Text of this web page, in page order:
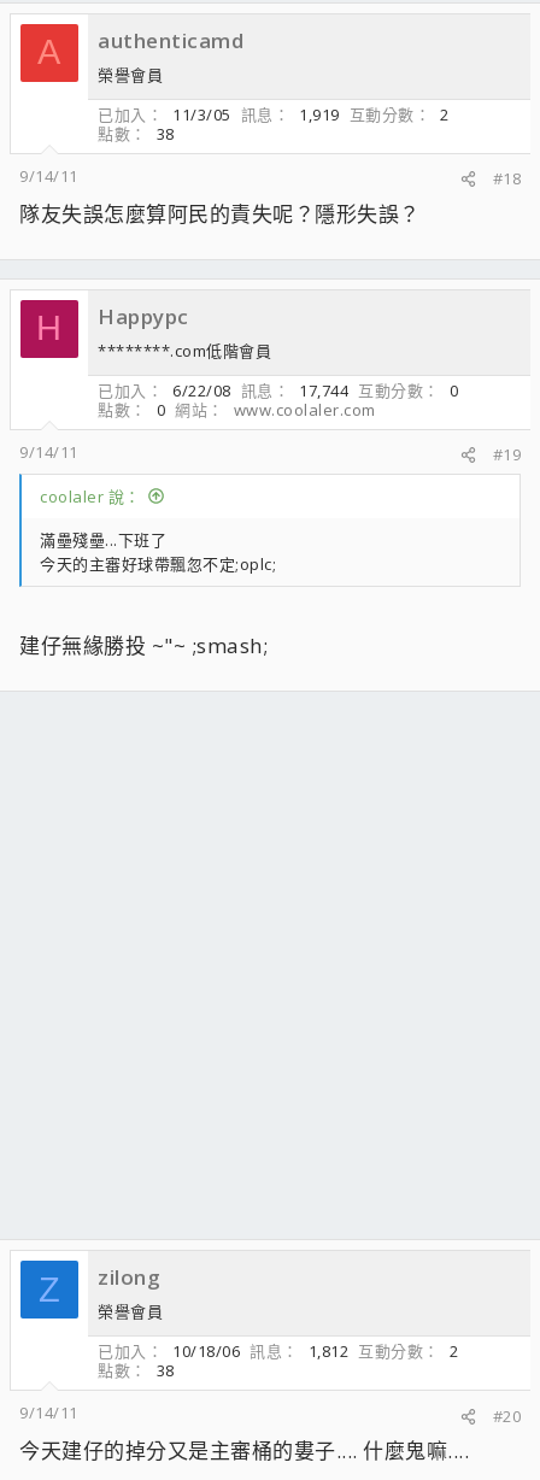
A authenticamd
榮譽會員
已加入
11/3/05 訊息 1,919 互動分數
2
點數
38
9/14/11
#18
隊友失誤怎麼算阿民的責失呢？隱形失誤？
H Happypc
********.com低階會員
已加入
6/22/08 訊息 17,744 互動分數
0
點數
0 網站
www.coolaler.com
9/14/11
#19
coolaler 說：
滿壘殘壘...下班了
今天的主審好球帶飄忽不定;oplc;
建仔無緣勝投 ~"~ ;smash;
Z zilong
榮譽會員
已加入
10/18/06 訊息 1,812 互動分數
2
點數
38
9/14/11
#20
今天建仔的掉分又是主審桶的婁子.... 什麼鬼嘛....